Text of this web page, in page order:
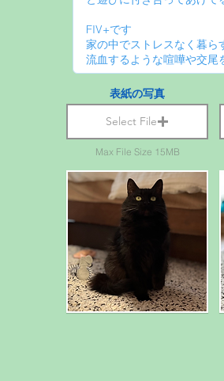
表紙の写真
Select File
Max File Size 15MB